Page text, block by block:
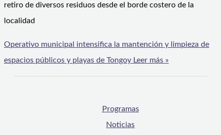
retiro de diversos residuos desde el borde costero de la
localidad
Operativo municipal intensifica la mantención y limpieza de
espacios públicos y playas de Tongoy Leer más »
Programas
Noticias